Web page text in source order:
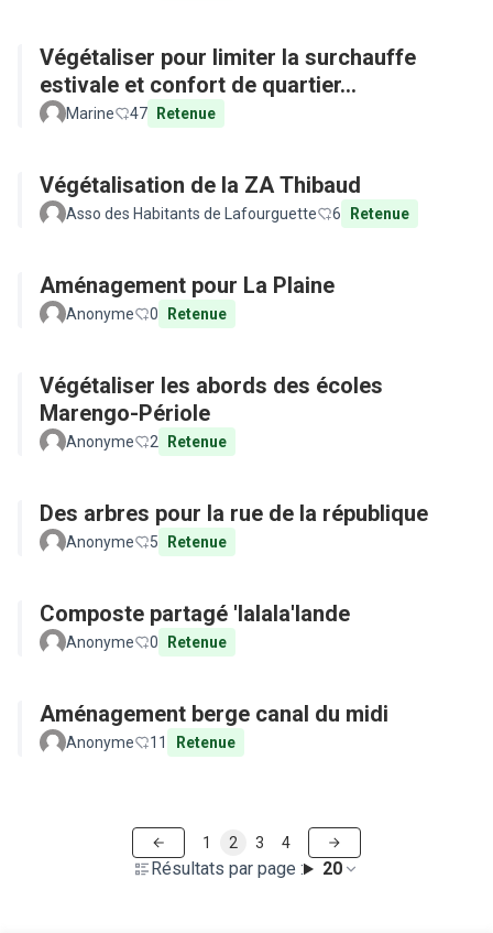
Végétaliser pour limiter la surchauffe
estivale et confort de quartier...
Marine 47 Retenue
Végétalisation de la ZA Thibaud
Asso des Habitants de Lafourguette 6 Retenue
Aménagement pour La Plaine
Anonyme 0 Retenue
Végétaliser les abords des écoles
Marengo-Périole
Anonyme 2 Retenue
Des arbres pour la rue de la république
Anonyme 5 Retenue
Composte partagé 'lalala'lande
Anonyme 0 Retenue
Aménagement berge canal du midi
Anonyme 11 Retenue
Résultats par page : 20
1 2 3 4